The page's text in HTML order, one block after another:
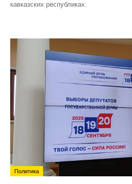
кавказских республиках.
Политика